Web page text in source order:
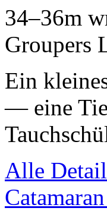
34–36m
Groupers
Ein
— eine
Alle